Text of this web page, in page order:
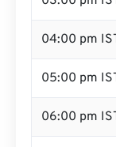
04:00 pm
05:00 pm
06:00 pm